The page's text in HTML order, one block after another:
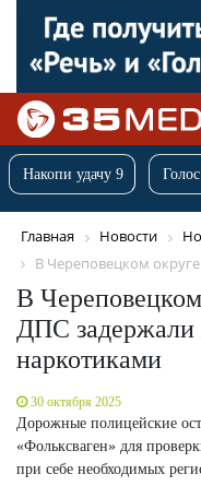
Накопи удачу 9
Главная Новости
В Череповецком округе
В
ДПС
наркотиками
30 октября 2025
Дорожные полицейские
«Фольксваген» для
при себе необходимых